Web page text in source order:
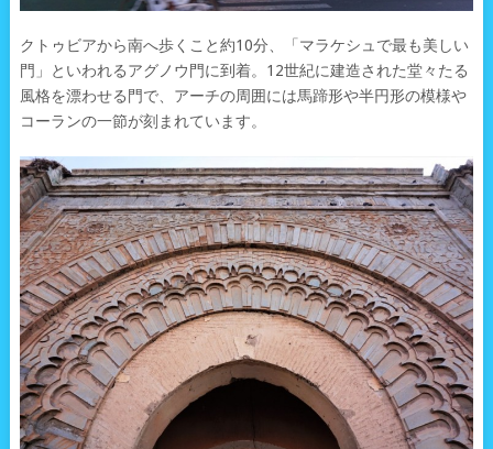
クトゥビアから南へ歩くこと約10分、「マラケシュで最も美しい
門」といわれるアグノウ門に到着。12世紀に建造された堂々たる
風格を漂わせる門で、アーチの周囲には馬蹄形や半円形の模様や
コーランの一節が刻まれています。